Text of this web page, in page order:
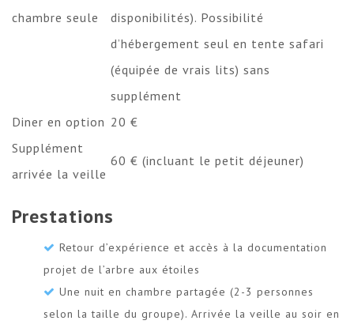
chambre seule
disponibilités). Possibilité
d’hébergement seul en tente safari
(équipée de vrais lits) sans
supplément
Diner en option 20 €
Supplément
arrivée la veille
60 € (incluant le petit déjeuner)
Prestations
Retour d’expérience et accès à la documentation
projet de l’arbre aux étoiles
Une nuit en chambre partagée (2-3 personnes
selon la taille du groupe). Arrivée la veille au soir en